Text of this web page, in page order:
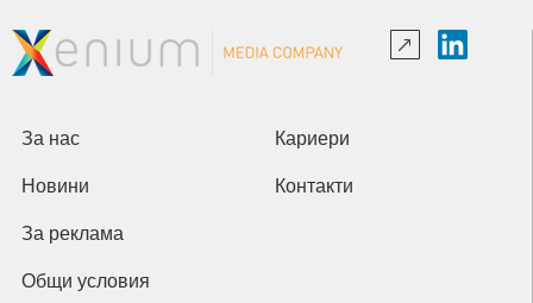
За нас Кариери
Новини Контакти
За реклама
Общи условия